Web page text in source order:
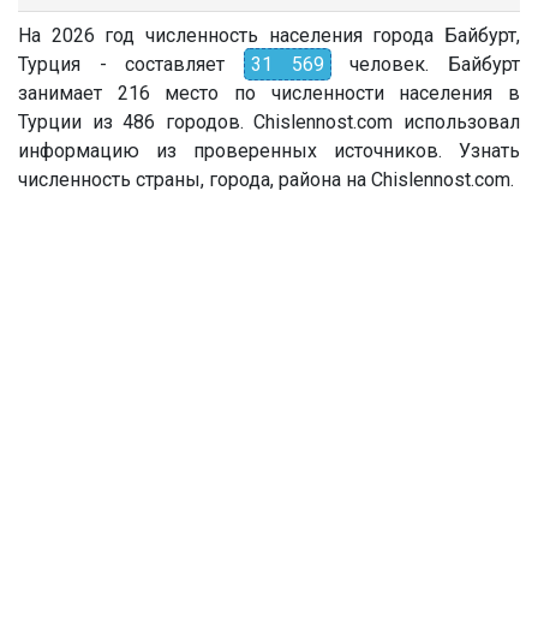
На 2026 год численность населения города Байбурт,
Турция - составляет
31 569 человек. Байбурт
занимает 216 место по численности населения в
Турции из 486 городов. Chislennost.com использовал
информацию из проверенных источников. Узнать
численность страны, города, района на Chislennost.com.